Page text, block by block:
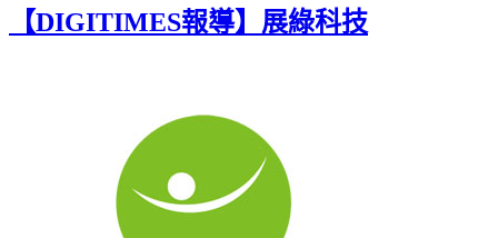
【DIGITIMES報導】展綠科技